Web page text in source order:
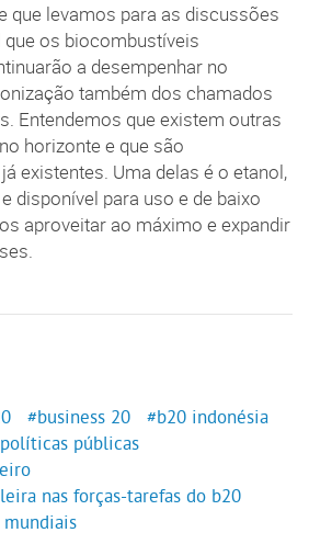
que levamos para as discussões
os biocombustíveis
a desempenhar no
também dos chamados
Entendemos que existem outras
horizonte e que são
existentes. Uma delas é o etanol,
disponível para uso e de baixo
aproveitar ao máximo e expandir
#business 20
#b20 indonésia
públicas
nas forças-tarefas do b20